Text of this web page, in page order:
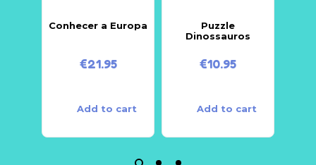
Conhecer a Europa
€21.95
Add to cart
Puzzle
Dinossauros
€10.95
Add to cart